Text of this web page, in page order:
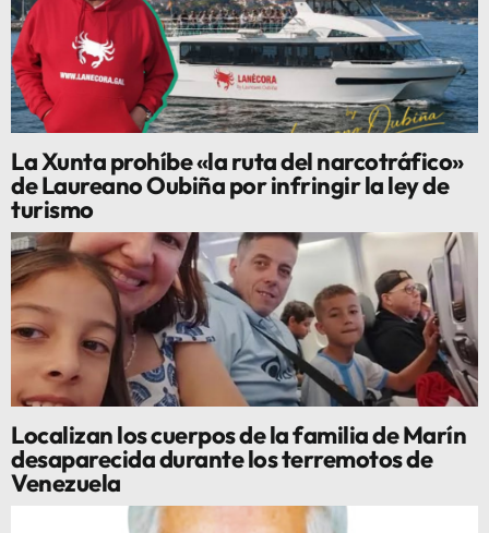
La Xunta prohíbe «la ruta del narcotráfico»
de Laureano Oubiña por infringir la ley de
turismo
Localizan los cuerpos de la familia de Marín
desaparecida durante los terremotos de
Venezuela